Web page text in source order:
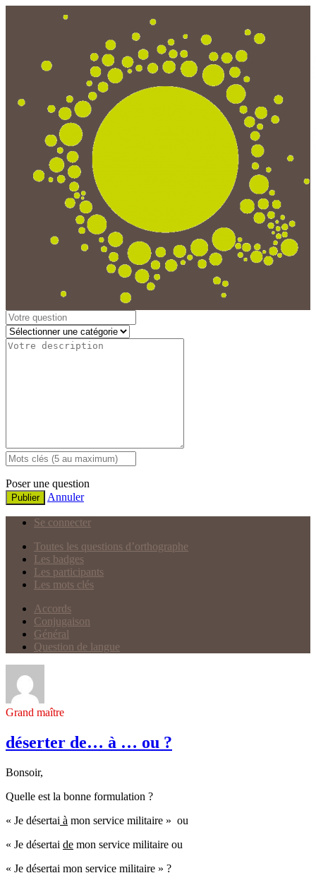
Poser une question
Publier Annuler
Se connecter
Toutes les questions d’orthographe
Les badges
Les participants
Les mots clés
Accords
Conjugaison
Général
Question de langue
Grand maître
déserter de… à … ou ?
Bonsoir,
Quelle est la bonne formulation ?
« Je désertai à mon service militaire » ou
« Je désertai de mon service militaire ou
« Je désertai mon service militaire » ?